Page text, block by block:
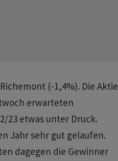
(-1,4%). Die Aktie
erwarteten
23 etwas unter Druck.
Jahr sehr gut gelaufen.
dagegen die Gewinner